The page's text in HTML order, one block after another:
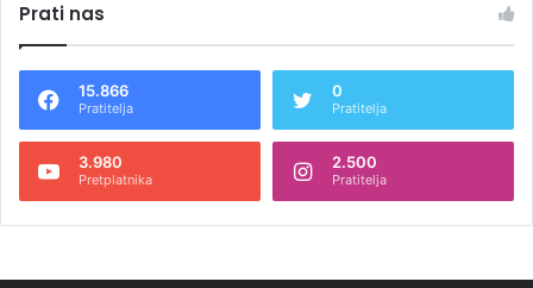
Prati nas
15.866
Pratitelja
0
Pratitelja
3.980
Pretplatnika
2.500
Pratitelja